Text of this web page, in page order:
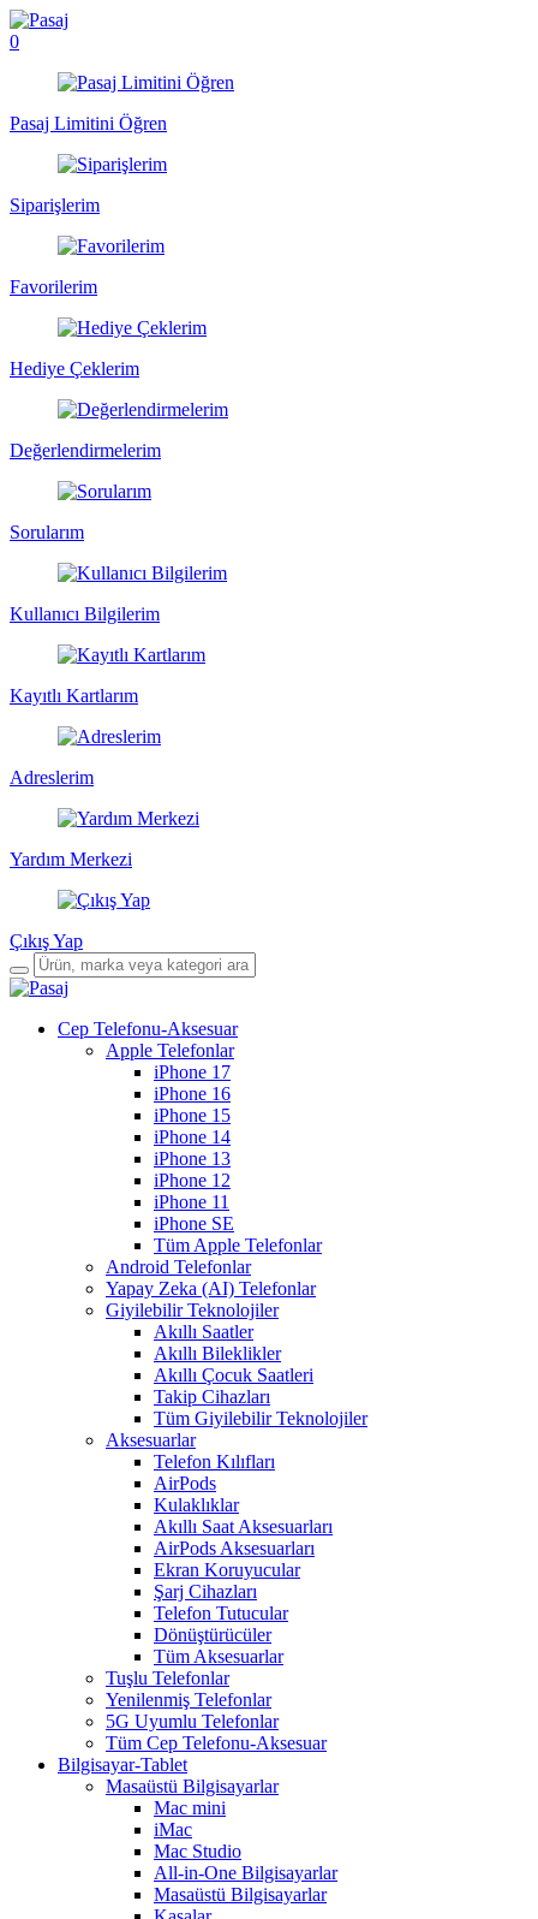
0
Pasaj Limitini Öğren
Siparişlerim
Favorilerim
Hediye Çeklerim
Değerlendirmelerim
Sorularım
Kullanıcı Bilgilerim
Kayıtlı Kartlarım
Adreslerim
Yardım Merkezi
Çıkış Yap
Cep Telefonu-Aksesuar
Apple Telefonlar
iPhone 17
iPhone 16
iPhone 15
iPhone 14
iPhone 13
iPhone 12
iPhone 11
iPhone SE
Tüm Apple Telefonlar
Android Telefonlar
Yapay Zeka (AI) Telefonlar
Giyilebilir Teknolojiler
Akıllı Saatler
Akıllı Bileklikler
Akıllı Çocuk Saatleri
Takip Cihazları
Tüm Giyilebilir Teknolojiler
Aksesuarlar
Telefon Kılıfları
AirPods
Kulaklıklar
Akıllı Saat Aksesuarları
AirPods Aksesuarları
Ekran Koruyucular
Şarj Cihazları
Telefon Tutucular
Dönüştürücüler
Tüm Aksesuarlar
Tuşlu Telefonlar
Yenilenmiş Telefonlar
5G Uyumlu Telefonlar
Tüm Cep Telefonu-Aksesuar
Bilgisayar-Tablet
Masaüstü Bilgisayarlar
Mac mini
iMac
Mac Studio
All-in-One Bilgisayarlar
Masaüstü Bilgisayarlar